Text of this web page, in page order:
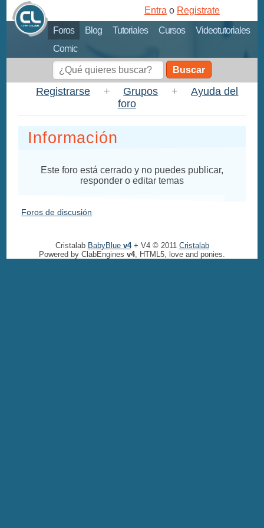
Foros Blog Tutoriales Cursos
Videotutoriales
Comic
Entra o Registrate
Buscar
Registrarse + Grupos +
Ayuda del
foro
Información
Este foro está cerrado y no puedes publicar,
responder o editar temas
Foros de discusión
Cristalab BabyBlue v4+ V4 © 2011 Cristalab
Powered by ClabEngines v4, HTML5, love and ponies.